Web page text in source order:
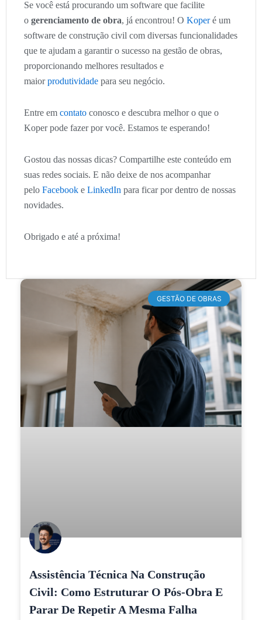
Se você está procurando um software que facilite
o gerenciamento de obra, já encontrou! O Koperé um
software de construção civil com diversas funcionalidades
que te ajudam a garantir o sucesso na gestão de obras,
proporcionando melhores resultados e
maiorprodutividade para seu negócio.
Entre em contato conosco e descubra melhor o que o
Koper pode fazer por você. Estamos te esperando!
Gostou das nossas dicas? Compartilhe este conteúdo em
suas redes sociais. E não deixe de nos acompanhar
pelo Facebook e LinkedIn para ficar por dentro de nossas
novidades.
Obrigado e até a próxima!
GESTÃO DE OBRAS
Assistência Técnica Na Construção
Civil: Como Estruturar O Pós-Obra E
Parar De Repetir A Mesma Falha